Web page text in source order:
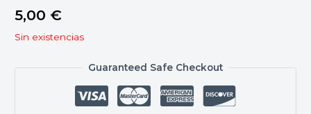
5,00 €
Sin existencias
Guaranteed Safe Checkout